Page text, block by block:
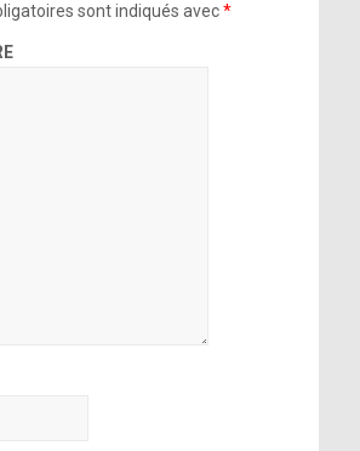
sont indiqués avec*